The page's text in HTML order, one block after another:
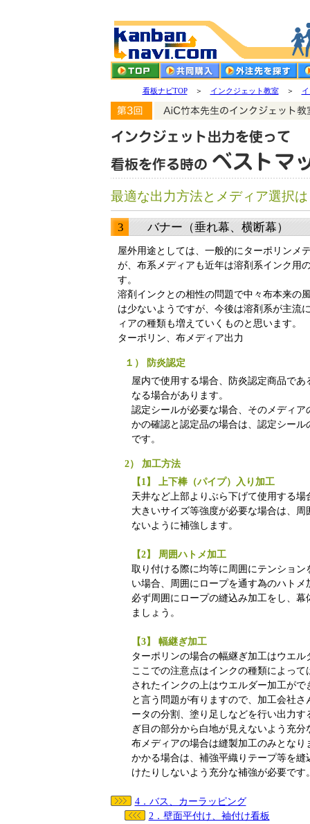
看板ナビTOP＞ インクジェット教室＞
最適な出力方法とメディア選択
3 バナー（垂れ幕、横断幕）
屋外用途としては、一般的にターポリンメ
が、布系メディアも近年は溶剤系インク用
す。
溶剤インクとの相性の問題で中々布本来の
は少ないようですが、今後は溶剤系が主流
ィアの種類も増えていくものと思います。
ターポリン、布メディア出力
１） 防炎認定
屋内で使用する場合、防炎認定商品で
なる場合があります。
認定シールが必要な場合、そのメディ
かの確認と認定品の場合は、認定シー
です。
2） 加工方法
【1】 上下棒（パイプ）入り加工
天井など上部よりぶら下げて使用する場
大きいサイズ等強度が必要な場合は、
ないように補強します。
【2】 周囲ハトメ加工
取り付ける際に均等に周囲にテンショ
い場合、周囲にロープを通す為のハト
必ず周囲にロープの縫込み加工をし、
ましょう。
【3】 幅継ぎ加工
ターポリンの場合の幅継ぎ加工はウエ
ここでの注意点はインクの種類によっ
されたインクの上はウエルダー加工が
と言う問題が有りますので、加工会社
ータの分割、塗り足しなどを行い出力
ぎ目の部分から白地が見えないよう充分
布メディアの場合は縫製加工のみとな
かかる場合は、補強平織りテープ等を
けたりしないよう充分な補強が必要です
4．バス、カーラッピング
2．壁面平付け、袖付け看板